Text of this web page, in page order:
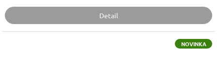
Detail
NOVINKA